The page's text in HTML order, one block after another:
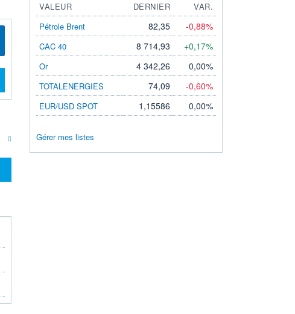
VALEUR DERNIER
VAR.
Pétrole Brent
82,35 -0,88%
CAC 40 8 714,93 +0,17%
Or 4 342,26 0,00%
TOTALENERGIES 74,09 -0,60%
EUR/USD SPOT 1,15586 0,00%
Gérer mes listes